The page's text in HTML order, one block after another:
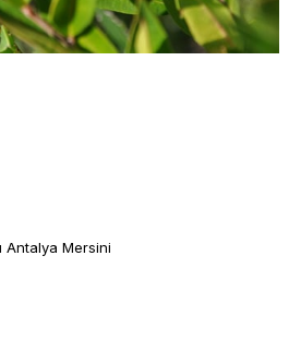
Antalya Mersini